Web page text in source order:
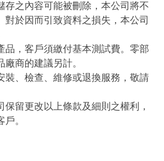
存之內容可能被刪除，本公司將不
對於因而引致資料之損失，本公司
品，客戶須繳付基本測試費。零部
商的建議另計。
裝、檢查、維修或退換服務，敬請
保留更改以上條款及細則之權利，
。